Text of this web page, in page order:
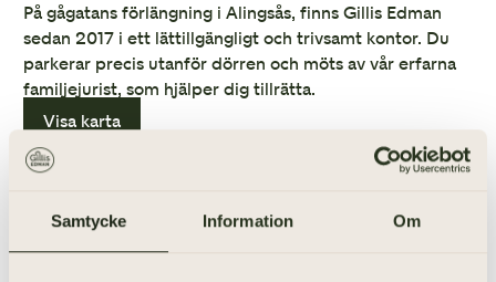
Samtycke Information Om
På gågatans förlängning i Alingsås, finns Gillis Edman
sedan 2017 i ett lättillgängligt och trivsamt kontor. Du
parkerar precis utanför dörren och möts av vår erfarna
familjejurist, som hjälper dig tillrätta.
Visa karta
0322-20 73 00